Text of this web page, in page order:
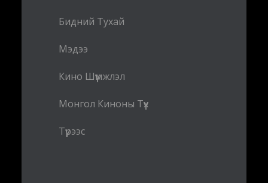
Бидний Тухай
Мэдээ
Кино Шүүмжлэл
Монгол Киноны Түүх
Түрээс